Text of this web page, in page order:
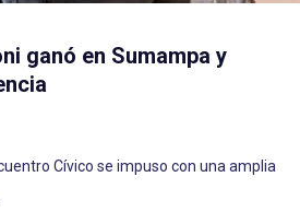
ganó en Sumampa y
Cívico se impuso con una amplia